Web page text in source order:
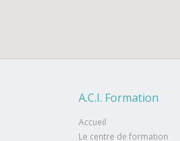
A.C.I. Formation
Accueil
Le centre de formation